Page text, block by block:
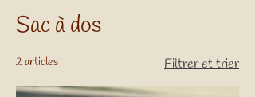
Sac à dos
2 articles Filtrer et trier